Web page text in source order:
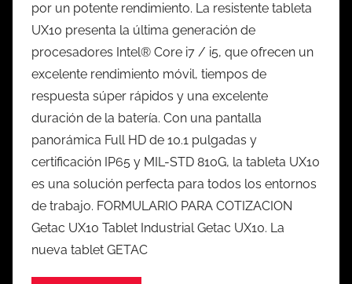
por un potente rendimiento. La resistente tableta
UX10 presenta la última generación de
procesadores Intel® Core i7 / i5, que ofrecen un
excelente rendimiento móvil, tiempos de
respuesta súper rápidos y una excelente
duración de la batería. Con una pantalla
panorámica Full HD de 10.1 pulgadas y
certificación IP65 y MIL-STD 810G, la tableta UX10
es una solución perfecta para todos los entornos
de trabajo. FORMULARIO PARA COTIZACION
Getac UX10 Tablet Industrial Getac UX10. La
nueva tablet GETAC